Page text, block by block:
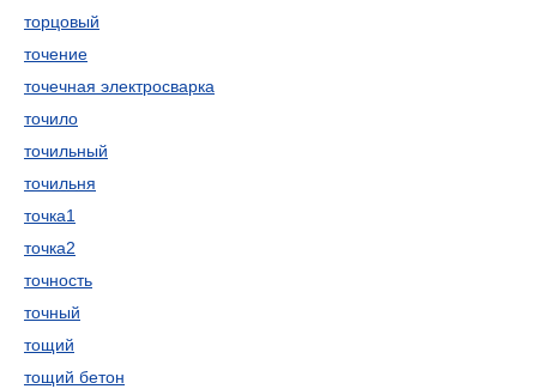
торцовый
точение
точечная электросварка
точило
точильный
точильня
точка1
точка2
точность
точный
тощий
тощий бетон